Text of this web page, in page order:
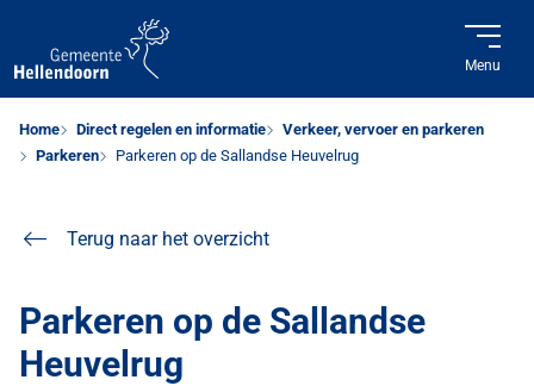
Menu
Home Direct regelen en informatie
Verkeer, vervoer en parkeren
Parkeren
Parkeren op de Sallandse Heuvelrug
Terug naar het overzicht
Parkeren op de Sallandse
Heuvelrug